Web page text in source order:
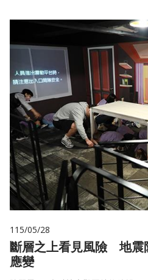
115/05/28
斷層之上看見風險 地震
應變